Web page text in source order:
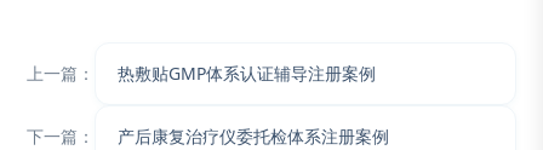
上一篇： 热敷贴GMP体系认证辅导注册案例
下一篇： 产后康复治疗仪委托检体系注册案例